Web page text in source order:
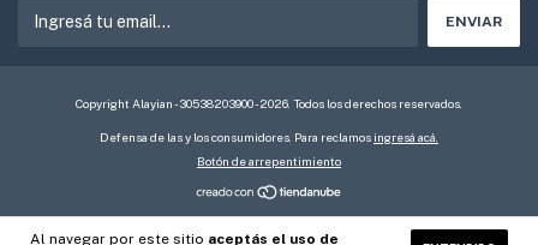
Al navegar por este sitio aceptás el uso de
Copyright Alayian - 30538203900 - 2026. Todos los derechos reservados.
Defensa de las y los consumidores. Para reclamos ingresá acá.
Botón de arrepentimiento